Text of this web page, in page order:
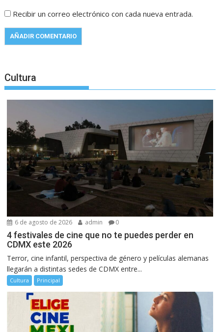
Recibir un correo electrónico con cada nueva entrada.
Cultura
6 de agosto de 2026 admin 0
4 festivales de cine que no te puedes perder en
CDMX este 2026
Terror, cine infantil, perspectiva de género y películas alemanas
llegarán a distintas sedes de CDMX entre...
Cultura Principal